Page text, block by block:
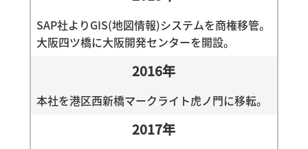
SAP社よりGIS(地図情報)システムを商権移管。
大阪四ツ橋に大阪開発センターを開設。
2016年
本社を港区西新橋マークライト虎ノ門に移転。
2017年